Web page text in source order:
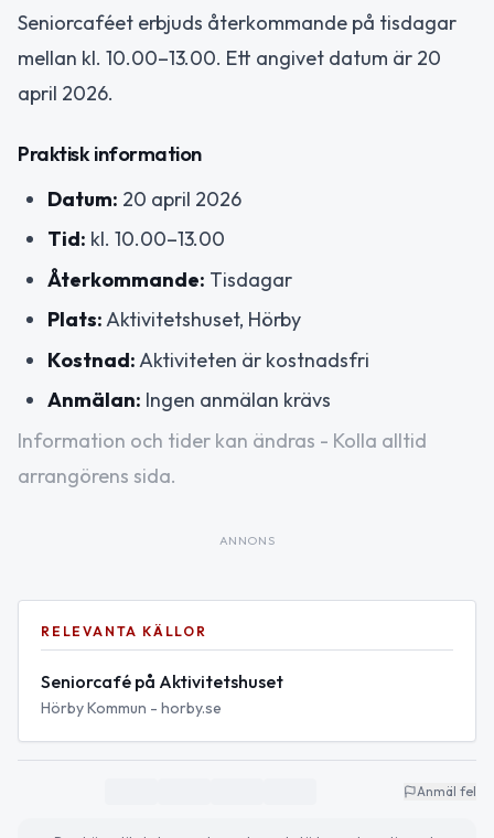
Seniorcaféet erbjuds återkommande på tisdagar
mellan kl. 10.00–13.00. Ett angivet datum är 20
april 2026.
Praktisk information
Datum: 20 april 2026
Tid: kl. 10.00–13.00
Återkommande: Tisdagar
Plats:Aktivitetshuset, Hörby
Kostnad:Aktiviteten är kostnadsfri
Anmälan: Ingen anmälan krävs
Information och tider kan ändras - Kolla alltid
arrangörens sida.
ANNONS
RELEVANTA KÄLLOR
Seniorcafé på Aktivitetshuset
Hörby Kommun - horby.se
Anmäl fel